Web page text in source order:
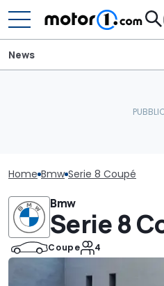
News
Home Bmw Serie 8 Coupé
Bmw
Serie 8
Coupe 4